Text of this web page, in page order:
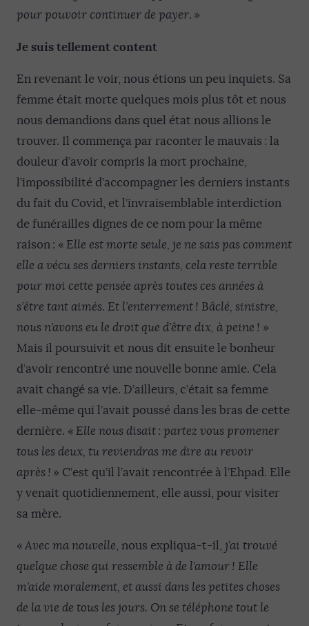
pour pouvoir continuer de payer. »
Je suis tellement content
En revenant le voir, nous étions un peu inquiets. Sa
femme était morte quelques mois plus tôt et nous
nous demandions dans quel état nous allions le
trouver. Il commença par raconter le mauvais : la
douleur d’avoir compris la mort prochaine,
l’impossibilité d’accompagner les derniers instants
du fait du Covid, et l’invraisemblable interdiction
de funérailles dignes de ce nom pour la même
raison : « Elle est morte seule, je ne sais pas comment
elle a vécu ses derniers instants, cela reste terrible
pour moi cette pensée après toutes ces années à
s’être tant aimés. Et l’enterrement ! Bâclé, sinistre,
nous n’avons eu le droit que d’être dix, à peine ! »
Mais il poursuivit et nous dit ensuite le bonheur
d’avoir rencontré une nouvelle bonne amie. Cela
avait changé sa vie. D’ailleurs, c’était sa femme
elle-même qui l’avait poussé dans les bras de cette
dernière. « Elle nous disait: partez vouspromener
tous les deux, tureviendras me dire au revoir
après ! » C’est qu’il l’avait rencontrée à l’Ehpad. Elle
y venait quotidiennement, elle aussi, pour visiter
sa mère.
«Avec ma nouvelle, nous expliqua-t-il, j’ai trouvé
quelque chose qui ressemble à de l’amour! Elle
m’aide moralement, et aussi dans les petites choses
de la vie de tous les jours. On se téléphone tout le